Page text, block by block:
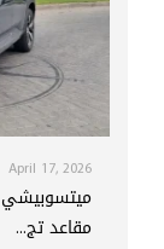
April 17, 2026
مقاعد تج...